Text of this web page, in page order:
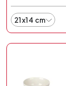
21x14 cm